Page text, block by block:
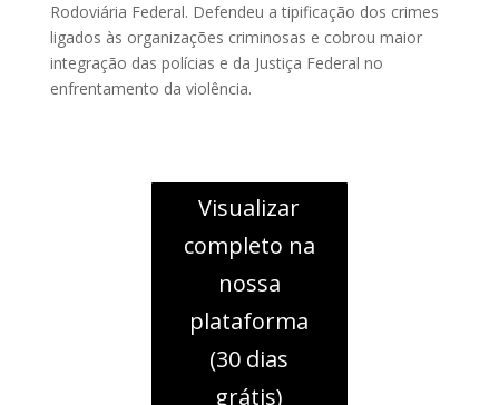
Rodoviária Federal. Defendeu a tipificação dos crimes
ligados às organizações criminosas e cobrou maior
integração das polícias e da Justiça Federal no
enfrentamento da violência.
Visualizar
completo na
nossa
plataforma
(30 dias
grátis)